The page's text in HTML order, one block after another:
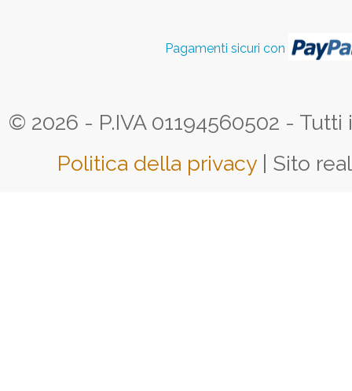
Pagamenti sicuri con
© 2026 - P.IVA 01194560502 -
Politica della privacy | Sito